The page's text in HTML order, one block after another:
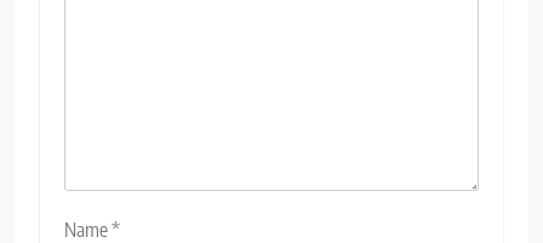
Name*